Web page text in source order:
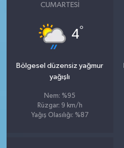
CUMARTESI
4°
Bölgesel düzensiz yağmur
yağışlı
Nem: %95
Rüzgar: 9 km/h
Yağış Olasılığı: %87